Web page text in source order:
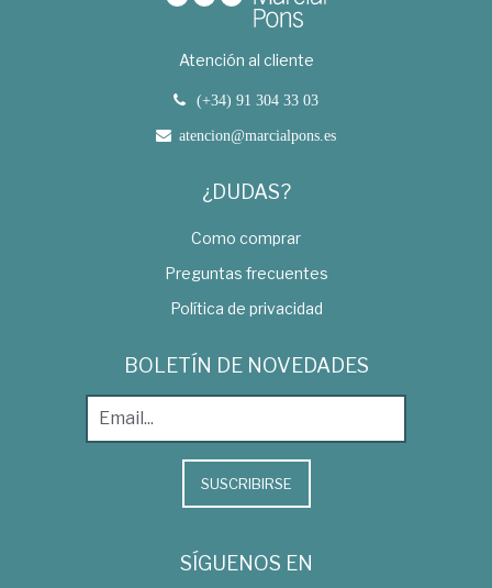
Atención al cliente
(+34) 91 304 33 03
atencion@marcialpons.es
¿DUDAS?
Como comprar
Preguntas frecuentes
Política de privacidad
BOLETÍN DE NOVEDADES
SUSCRIBIRSE
SÍGUENOS EN